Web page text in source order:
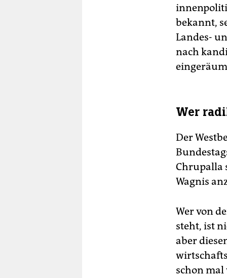
bekannt,
Landes-
nach
Wer
Der
Chrupalla
Wagnis
Wer von
steht, ist
aber
schon mal